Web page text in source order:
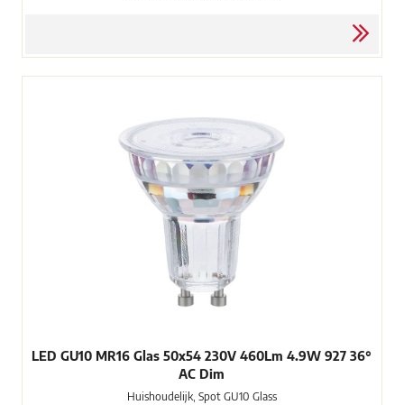
LED GU10 MR16 Glas 50x54 230V 460Lm 4.9W 927 36°
AC Dim
Huishoudelijk, Spot GU10 Glass